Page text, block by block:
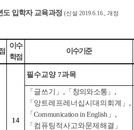
도 입학자 교육과정 (신설 2019.6.16., 개정
이수
학점
이수기준
14
필수교양7과목
「 글쓰기 」 , 「 창의와소통 」 ,
「 앙트레프레너십시대의회계 」 ,
「 Communication in English 」 ,
「 컴퓨팅적사고와문제해결 」